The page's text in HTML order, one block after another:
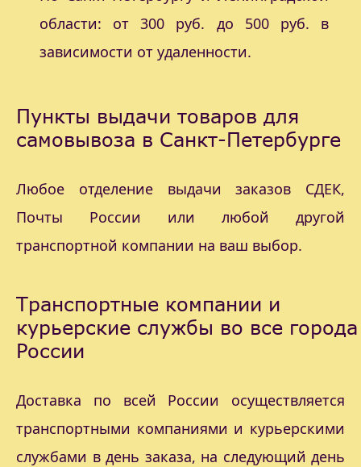
области: от 300 руб. до 500 руб. в
зависимости от удаленности.
Пункты выдачи товаров для
самовывоза в Санкт-Петербурге
Любое отделение выдачи заказов СДЕК,
Почты России или любой другой
транспортной компании на ваш выбор.
Транспортные компании и
курьерские службы во все города
России
Доставка по всей России осуществляется
транспортными компаниями и курьерскими
службами в день заказа, на следующий день